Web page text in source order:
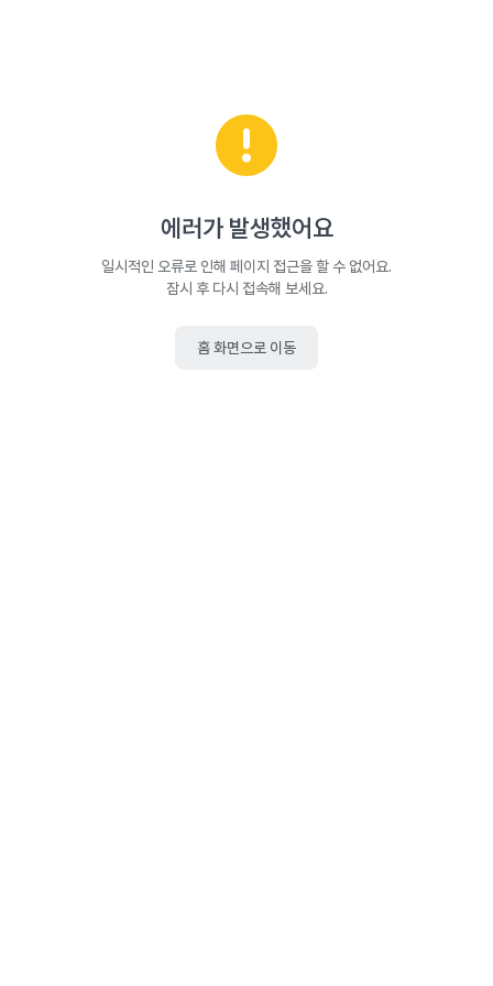
에러가 발생했어요
일시적인 오류로 인해 페이지 접근을 할 수 없어요.
잠시 후 다시 접속해 보세요.
홈 화면으로 이동